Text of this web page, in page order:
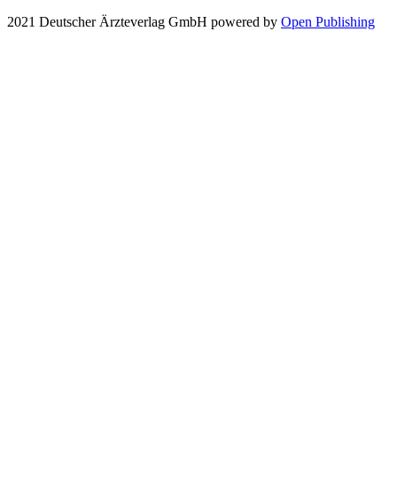
2021 Deutscher Ärzteverlag GmbH powered by Open Publishing